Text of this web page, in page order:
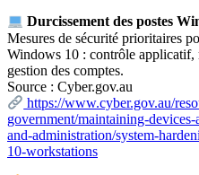
Durcissement des postes
Mesures de sécurité prioritaires
Windows 10 : contrôle
gestion des comptes.
Source : Cyber.gov.au
https://www.cyber.gov.au/
government/maintaining-
and-administration/system-
10-workstations